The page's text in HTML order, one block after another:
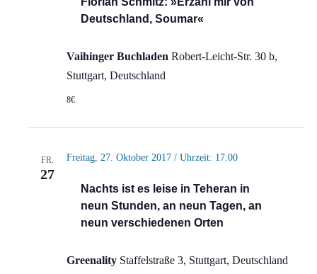
Deutschland, Soumar«
Vaihinger Buchladen Robert-Leicht-Str. 30 b,
Stuttgart, Deutschland
8€
FR.
27
Nachts ist es leise in Teheran in
neun Stunden, an neun Tagen, an
neun verschiedenen Orten
Freitag, 27. Oktober 2017 / Uhrzeit: 17:00
Greenality Staffelstraße 3, Stuttgart, Deutschland